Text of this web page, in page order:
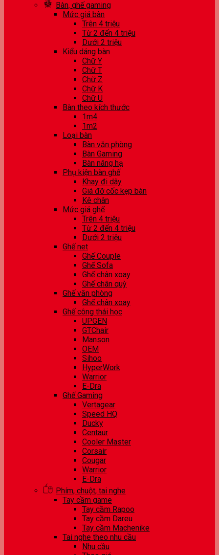
Bàn, ghế gaming
Mức giá bàn
Trên 4 triệu
Từ 2 đến 4 triệu
Dưới 2 triệu
Kiểu dáng bàn
Chữ Y
Chữ T
Chữ Z
Chữ K
Chữ U
Bàn theo kích thước
1m4
1m2
Loại bàn
Bàn văn phòng
Bàn Gaming
Bàn nâng hạ
Phụ kiện bàn ghế
Khay đi dây
Giá đỡ cốc kẹp bàn
Kê chân
Mức giá ghế
Trên 4 triệu
Từ 2 đến 4 triệu
Dưới 2 triệu
Ghế net
Ghế Couple
Ghế Sofa
Ghế chân xoay
Ghế chân quỳ
Ghế văn phòng
Ghế chân xoay
Ghế công thái học
UPGEN
GTChair
Manson
OEM
Sihoo
HyperWork
Warrior
E-Dra
Ghế Gaming
Vertagear
Speed HQ
Ducky
Centaur
Cooler Master
Corsair
Cougar
Warrior
E-Dra
Phím, chuột, tai nghe
Tay cầm game
Tay cầm Rapoo
Tay cầm Dareu
Tay cầm Machenike
Tai nghe theo nhu cầu
Nhu cầu